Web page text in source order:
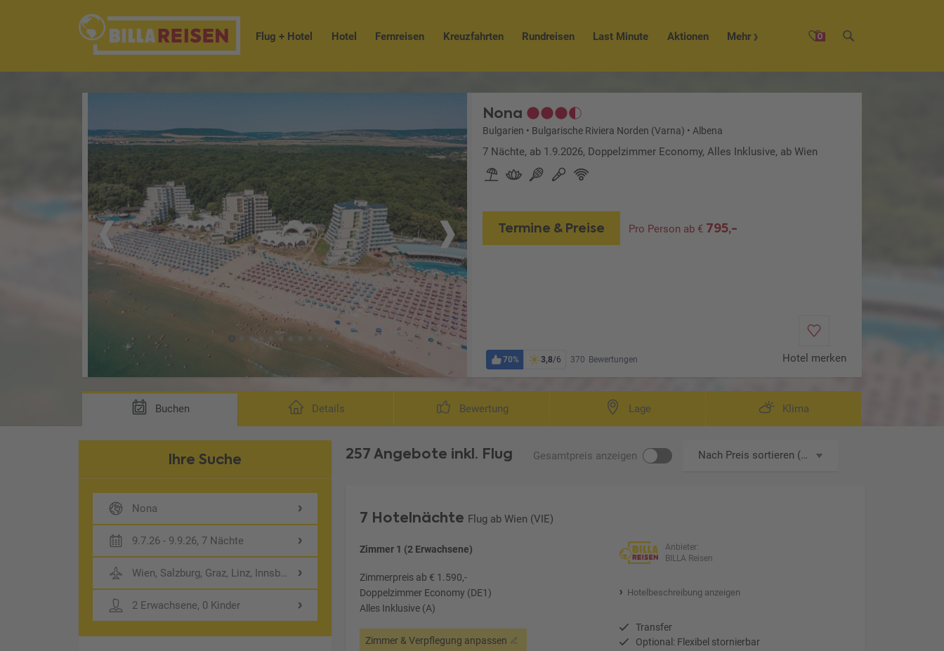
0
Flug + Hotel Hotel Fernreisen Kreuzfahrten Rundreisen Last Minute Aktionen Mehr
Nona
Bulgarien • Bulgarische Riviera Norden (Varna) • Albena
7 Nächte, ab 1.9.2026, Doppelzimmer Economy, Alles Inklusive, ab Wien
Termine & Preise Pro Person ab €795,-
70% 3,8/6 370 Bewertungen Hotel merken
Buchen Details Bewertung Lage Klima
Ihre Suche
Nona
9.7.26 - 9.9.26, 7 Nächte
Wien, Salzburg, Graz, Linz, Innsbruck
2 Erwachsene, 0 Kinder
257 Angebote inkl. Flug Gesamtpreis anzeigen Nach Preis sortieren (aufsteigend)
7 Hotelnächte Flug ab Wien (VIE)
Zimmer 1 (2 Erwachsene)
Zimmerpreis ab € 1.590,-
Doppelzimmer Economy (DE1)
Alles Inklusive (A)
Zimmer & Verpflegung anpassen
Anbieter:
BILLA Reisen
Hotelbeschreibung anzeigen
Transfer
Optional: Flexibel stornierbar